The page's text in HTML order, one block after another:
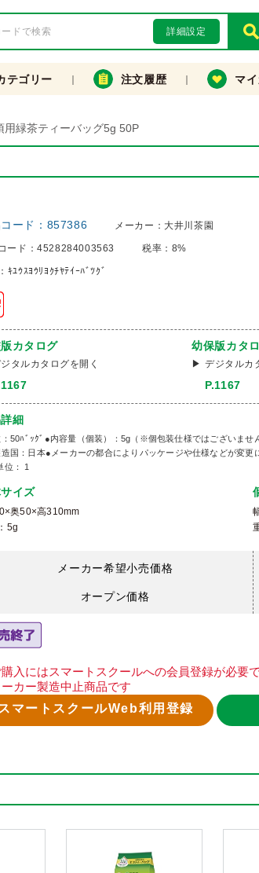
詳細設定
合
テゴリー 注文履歴 マ
緑茶ティーバッグ5g 50P
ード： 857386 メーカー： 大井川茶園
ード：4528284003563 税率： 8%
ｷﾕｳｽﾖｳﾘﾖｸﾁﾔﾃｲｰﾊﾞﾂｸﾞ
カタログ
タルカタログを開く
幼保版カタ
デジタルカ
P.1167
細
：50ﾊﾞｯｸﾞ●内容量（個装）：5g（※個包装仕様ではございま
国：日本●メーカーの都合によりパッケージや仕様などが変
位： 1
イズ
奥50×高310mm
5g
メーカー希望小売価格
オープン価格
入にはスマートスクールへの会員登録が必要
カー製造中止商品です
スマートスクールWeb利用登録